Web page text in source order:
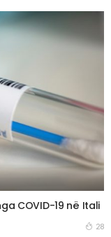
COVID-19 në Itali
28